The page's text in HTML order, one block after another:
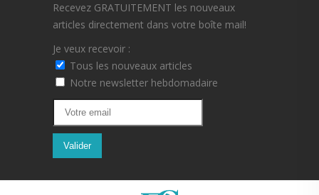
Recevez GRATUITEMENT les nouveaux
articles directement dans votre boîte mail!
Je veux recevoir :
Tous les nouveaux articles
Notre newsletter hebdomadaire